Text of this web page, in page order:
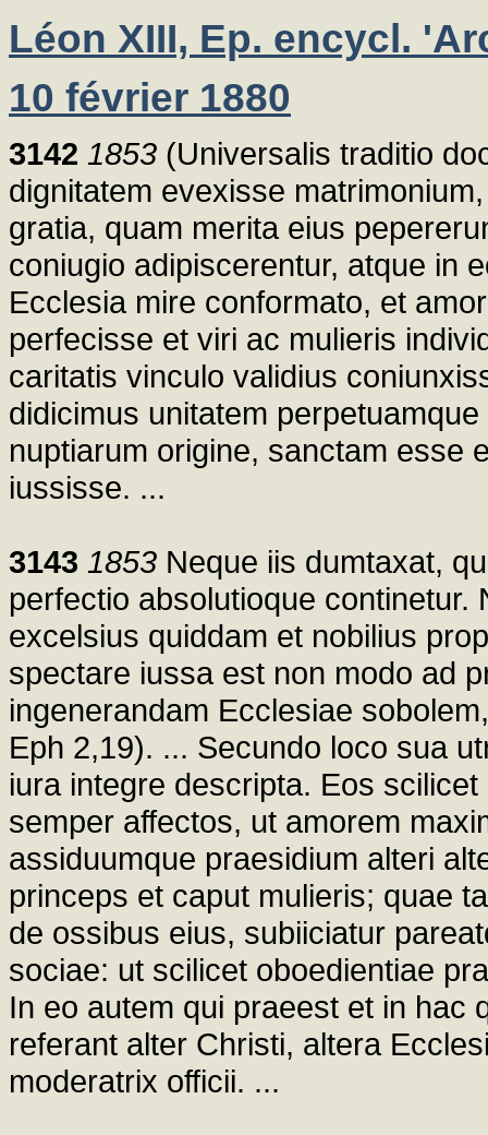
Léon XIII, Ep. encycl.
10 février 1880
3142 1853 (Universalis traditio
dignitatem evexisse
gratia, quam merita eius
coniugio adipiscerentur, atque in
Ecclesia mire conformato, et
perfecisse et viri ac mulieris
caritatis vinculo validius
didicimus unitatem
nuptiarum origine, sanctam esse
iussisse. ...
3143 1853 Neque iis dumtaxat,
perfectio absolutioque
excelsius quiddam et nobilius
spectare iussa est non modo ad
ingenerandam Ecclesiae
Eph 2,19). ... Secundo loco sua
iura integre descripta. Eos
semper affectos, ut amorem
assiduumque praesidium alteri
princeps et caput mulieris; quae
de ossibus eius, subiiciatur
sociae: ut scilicet oboedientiae
In eo autem qui praeest et in hac
referant alter Christi, altera
moderatrix officii. ...